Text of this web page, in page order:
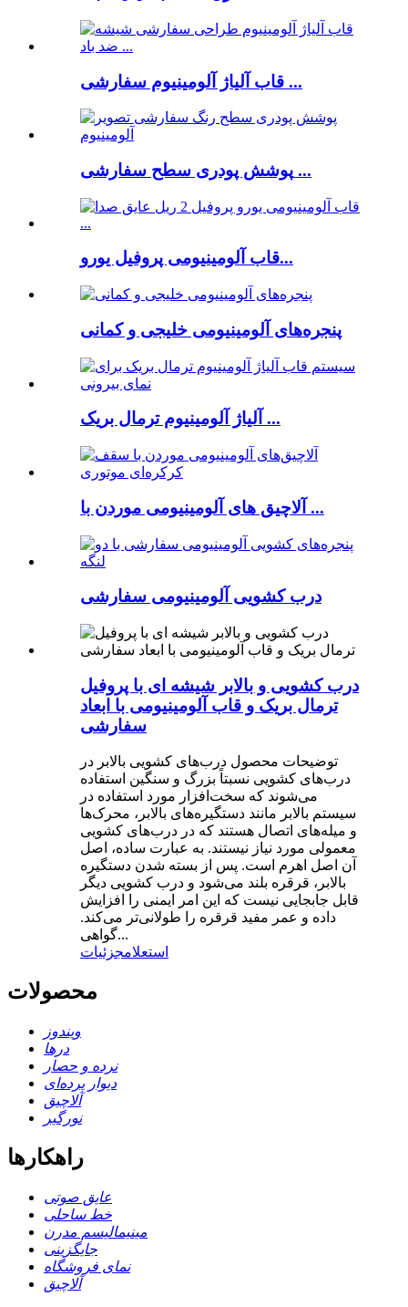
قاب آلیاژ آلومینیوم سفارشی ...
پوشش پودری سطح سفارشی ...
قاب آلومینیومی پروفیل یورو...
پنجره‌های آلومینیومی خلیجی و کمانی
آلیاژ آلومینیوم ترمال بریک ...
آلاچیق های آلومینیومی موردن با ...
درب کشویی آلومینیومی سفارشی
درب کشویی و بالابر شیشه ای با پروفیل
ترمال بریک و قاب آلومینیومی با ابعاد
سفارشی
توضیحات محصول درب‌های کشویی بالابر در
درب‌های کشویی نسبتاً بزرگ و سنگین استفاده
می‌شوند که سخت‌افزار مورد استفاده در
سیستم بالابر مانند دستگیره‌های بالابر، محرک‌ها
و میله‌های اتصال هستند که در درب‌های کشویی
معمولی مورد نیاز نیستند. به عبارت ساده، اصل
آن اصل اهرم است. پس از بسته شدن دستگیره
بالابر، قرقره بلند می‌شود و درب کشویی دیگر
قابل جابجایی نیست که این امر ایمنی را افزایش
داده و عمر مفید قرقره را طولانی‌تر می‌کند.
گواهی...
استعلامجزئیات
محصولات
ویندوز
درها
نرده و حصار
دیوار پرده‌ای
آلاچیق
نورگیر
راهکارها
عایق صوتی
خط ساحلی
مینیمالیسم مدرن
جایگزینی
نمای فروشگاه
آلاچیق